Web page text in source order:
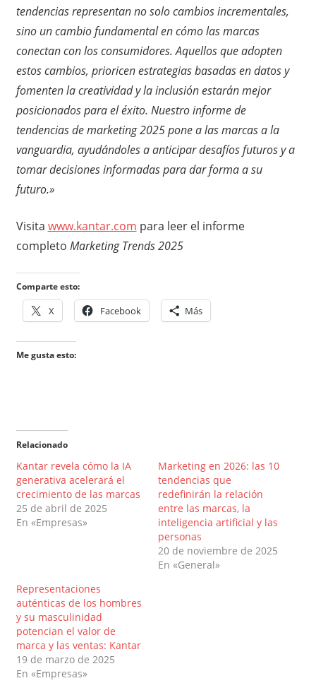
tendencias representan no solo cambios incrementales,
sino un cambio fundamental en cómo las marcas
conectan con los consumidores. Aquellos que adopten
estos cambios, prioricen estrategias basadas en datos y
fomenten la creatividad y la inclusión estarán mejor
posicionados para el éxito. Nuestro informe de
tendencias de marketing 2025 pone a las marcas a la
vanguardia, ayudándoles a anticipar desafíos futuros y a
tomar decisiones informadas para dar forma a su
futuro.»
Visita www.kantar.com para leer el informe
completo Marketing Trends 2025
Comparte esto:
X Facebook Más
Me gusta esto:
Relacionado
Kantar revela cómo la IA
generativa acelerará el
crecimiento de las marcas
25 de abril de 2025
En «Empresas»
Marketing en 2026: las 10
tendencias que
redefinirán la relación
entre las marcas, la
inteligencia artificial y las
personas
20 de noviembre de 2025
En «General»
Representaciones
auténticas de los hombres
y su masculinidad
potencian el valor de
marca y las ventas: Kantar
19 de marzo de 2025
En «Empresas»